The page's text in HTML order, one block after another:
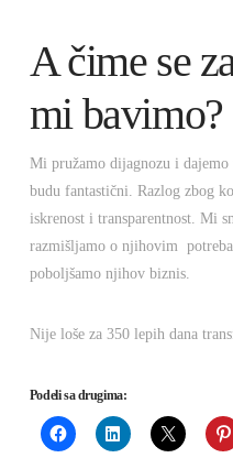
A čime se
mi bavimo?
Mi pružamo dijagnozu i
budu fantastični. Razlog zbog
iskrenost i transparentnost. Mi
razmišljamo o njihovim
poboljšamo njihov biznis.
Nije loše za 350 lepih dana
Podeli sa drugima: